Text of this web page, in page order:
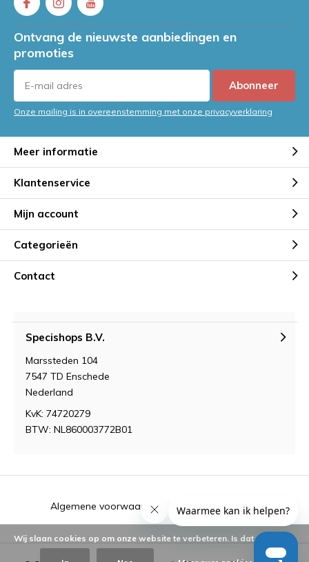
Ontvang de nieuwste aanbiedingen en
promoties
Abonneer
Onze mailing is in overeenstemming met onze privacyverklaring
Meer informatie
Klantenservice
Mijn account
Categorieën
Contact
Specishops B.V.
Marssteden 104
7547 TD Enschede
Nederland
KvK: 74720279
BTW: NL860003772B01
Algemene voorwaarden RSS-feed Sitemap
Wij slaan cookies op om onze website te verbeteren. Is dat akkoord?